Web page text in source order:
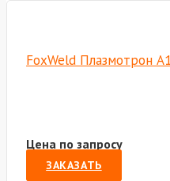
FoxWeld Плазмотрон
Цена по запросу
ЗАКАЗАТЬ